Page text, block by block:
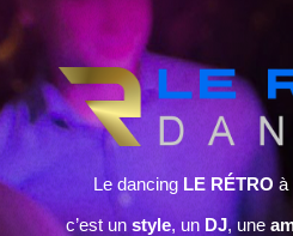
Le dancing LE RÉTRO à
c’est unstyle, un DJ, une